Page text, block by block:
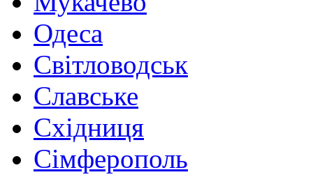
Одеса
Світловодськ
Славське
Східниця
Сімферополь